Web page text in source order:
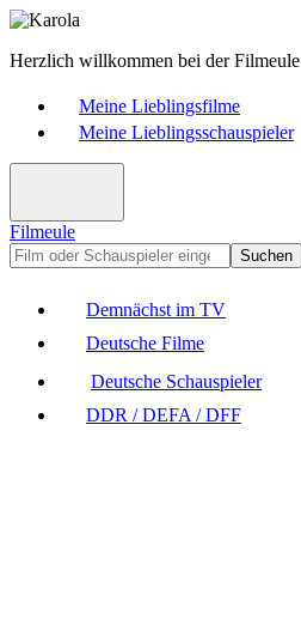
Herzlich willkommen bei der Filmeule
Meine Lieblingsfilme
Meine Lieblingsschauspieler
Filmeule
Suchen
Demnächst im TV
Deutsche Filme
Deutsche Schauspieler
DDR / DEFA / DFF